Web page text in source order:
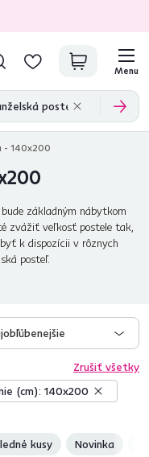
recenzií
Menu
- 140x200
bude základným nábytkom
zvážiť veľkosť postele tak,
k dispozícii v rôznych
posteľ.
kusy Novinka
Zrušiť všetky
(cm): 140x200